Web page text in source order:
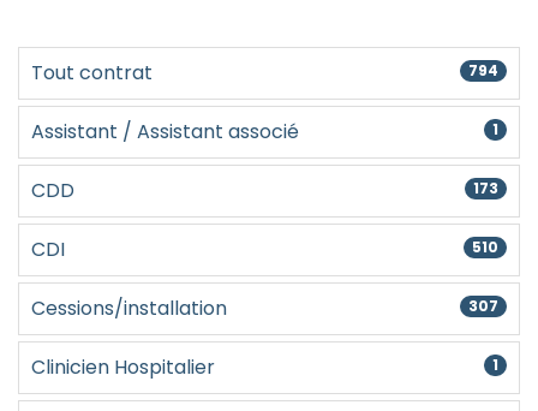
Tout contrat 794
Assistant / Assistant associé 1
CDD 173
CDI 510
Cessions/installation 307
Clinicien Hospitalier 1